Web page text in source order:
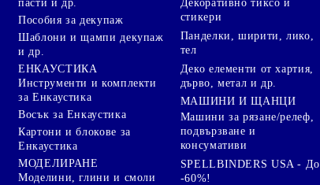
пасти и др.
Пособия за декупаж
Шаблони и щампи декупаж
и др.
ЕНКАУСТИКА
Инструменти и комплекти
за Енкаустика
Восък за Енкаустика
Картони и блокове за
Енкаустика
МОДЕЛИРАНЕ
Моделини, глини и смоли
Декоративно тиксо и
стикери
Панделки, ширити, лико,
тел
Деко елементи от хартия,
дърво, метал и др.
МАШИНИ И ЩАНЦИ
Машини за рязане/релеф,
подвързване и
консумативи
SPELLBINDERS USA - До
-60%!